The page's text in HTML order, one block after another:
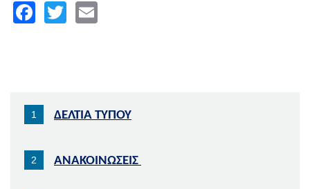
Facebook
Twitter
ΔΕΛΤΙΑ ΤΥΠΟΥ
ΑΝΑΚΟΙΝΩΣΕΙΣ